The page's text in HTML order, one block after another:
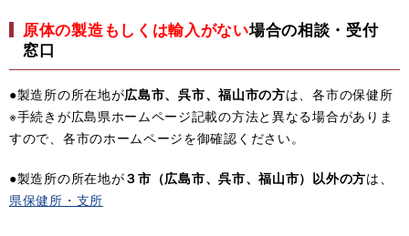
原体の製造もしくは輸入がない場合の相談・受付
窓口
●製造所の所在地が広島市、呉市、福山市の方は、各市の保健所
※手続きが広島県ホームページ記載の方法と異なる場合がありま
すので、各市のホームページを御確認ください。
●製造所の所在地が３市（広島市、呉市、福山市）以外の方は、
県保健所・支所